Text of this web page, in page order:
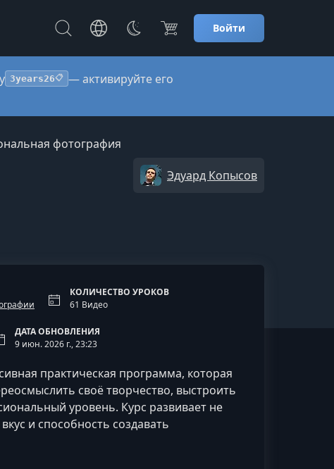
Войти
3years26📋 — активируйте его
фотография
Эдуард Копысов
КОЛИЧЕСТВО УРОКОВ
61 Видео
ДАТА ОБНОВЛЕНИЯ
9 июн. 2026 г., 23:23
практическая программа, которая
своё творчество, выстроить
уровень. Курс развивает не
вкус и способность создавать